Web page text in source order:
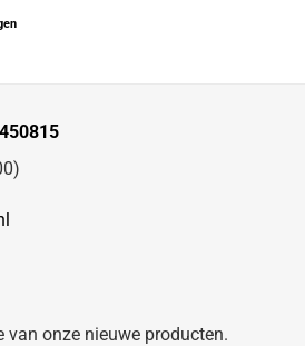
onze nieuwe producten.